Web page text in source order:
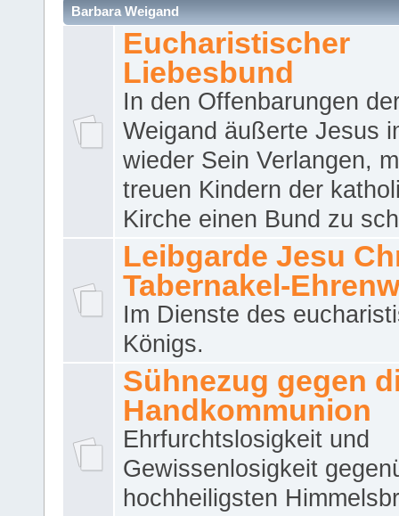
Barbara Weigand
Eucharistischer
Liebesbund
In den Offenbarungen
Weigand äußerte Jesus
wieder Sein Verlangen,
treuen Kindern der
Kirche einen Bund zu
Leibgarde Jesu
Tabernakel-
Im Dienste des
Königs.
Sühnezug gegen
Handkommunion
Ehrfurchtslosigkeit und
Gewissenlosigkeit
hochheiligsten